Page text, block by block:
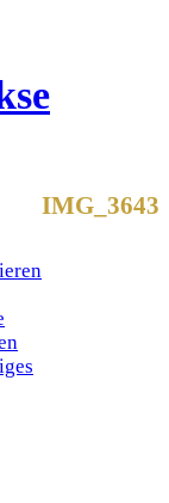
IMG_3643